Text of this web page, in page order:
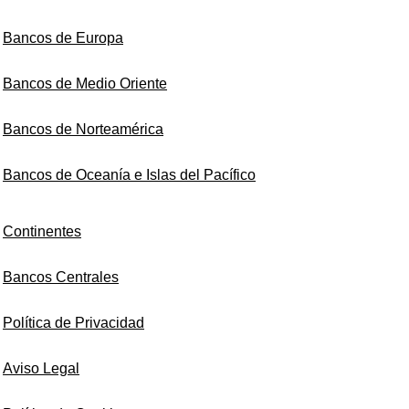
Bancos de Europa
Bancos de Medio Oriente
Bancos de Norteamérica
Bancos de Oceanía e Islas del Pacífico
Continentes
Bancos Centrales
Política de Privacidad
Aviso Legal